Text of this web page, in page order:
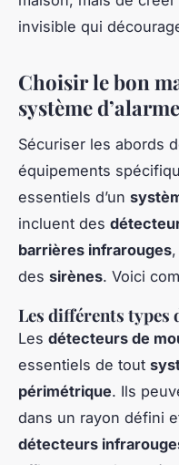
invisible qui
Choisir le bon
système d’alarme
Sécuriser les abords
équipements
essentiels d’un
incluent des
barrières infrarouges
des sirènes. Voici
Les différents types
Les détecteurs de
essentiels de tout
périmétrique. Ils
dans un rayon défini
détecteurs